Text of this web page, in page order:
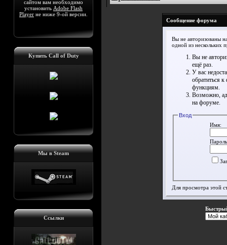
сайтом вам необходимо
установить Adobe Flash
Player не ниже 9-ой версии.
Купить Call of Duty
Мы в Steam
Ссылки
Сообщение форума
Вы не авторизованы
одной из нескольких
Вы не
ещё раз.
У вас
обратиться
функциям.
Возможно,
на форуме.
Вход
Имя:
Для просмотра этой